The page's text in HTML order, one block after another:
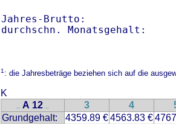
Jahres-Brutto:
1: die Jahresbeträge beziehen sich auf die
K
.. A 12 .. 3 4
Grundgehalt:
4359.89 €4563.83 €